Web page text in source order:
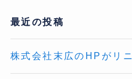
最近の投稿
株式会社末広のHPがリ